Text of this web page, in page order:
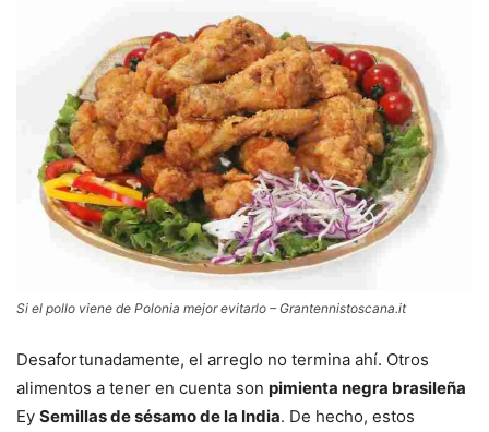
Si el pollo viene de Polonia mejor evitarlo – Grantennistoscana.it
Desafortunadamente, el arreglo no termina ahí. Otros
alimentos a tener en cuenta son pimienta negra brasileña
Ey Semillas de sésamo de la India. De hecho, estos